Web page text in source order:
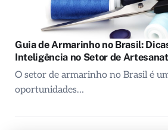
Guia de Armarinho no Brasil:
Inteligência no Setor de
O setor de armarinho no Brasil é
oportunidades…